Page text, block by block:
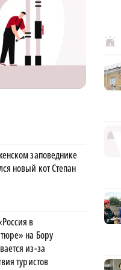
заповеднике
новый кот Степан
в
на Бору
из-за
туристов